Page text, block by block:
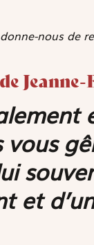
nous de
vous
et